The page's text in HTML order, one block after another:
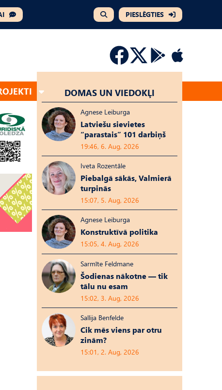
PIESLĒGTIES
DOMAS UN VIEDOKĻI
Agnese Leiburga
Latviešu sievietes
“parastais” 101 darbiņš
19:46, 6. Aug, 2026
Iveta Rozentāle
Piebalgā sākās, Valmierā
turpinās
15:07, 5. Aug, 2026
Agnese Leiburga
Konstruktīvā politika
15:05, 4. Aug, 2026
Sarmīte Feldmane
Šodienas nākotne — tik
tālu nu esam
15:02, 3. Aug, 2026
Sallija Benfelde
Cik mēs viens par otru
zinām?
15:01, 2. Aug, 2026